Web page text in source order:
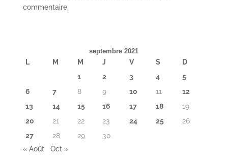
commentaire.
septembre 2021
L M M J V S
D
1
2 3 4
5
6
7 8 9 10 11
12
13
14 15 16 17 18
19
20
21 22 23 24 25
26
27
28 29
30
« Août
Oct »